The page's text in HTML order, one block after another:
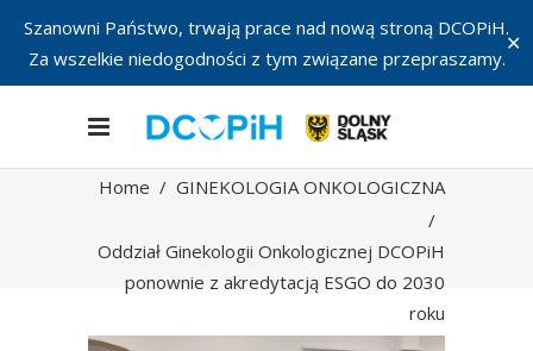
Szanowni Państwo, trwają prace nad nową stroną DCOPiH.
Za wszelkie niedogodności z tym związane przepraszamy.
✕
Home / GINEKOLOGIA ONKOLOGICZNA
/
Oddział Ginekologii Onkologicznej DCOPiH
ponownie z akredytacją ESGO do 2030
roku